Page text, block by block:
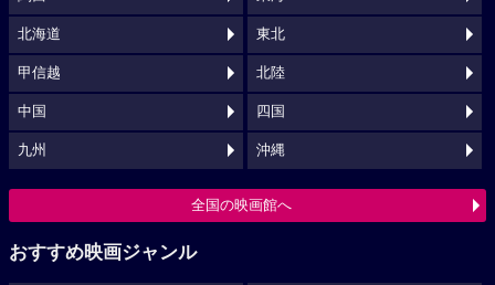
北海道 東北
甲信越 北陸
中国 四国
九州 沖縄
全国の映画館へ
おすすめ映画ジャンル